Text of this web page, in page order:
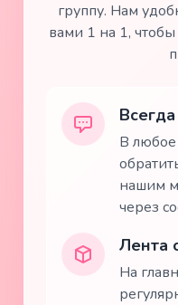
группу. Нам
вами 1 на 1,
В
нашим
через
Лента
На